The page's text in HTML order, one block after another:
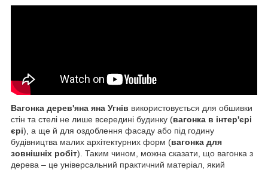
Вагонка дерев'яна яна Угнів використовується для обшивки
стін та стелі не лише всередині будинку (вагонка в інтер'єрі
єрі), а ще й для оздоблення фасаду або під годину
будівництва малих архітектурних форм (вагонка для
зовнішніх робіт). Таким чином, можна сказати, що вагонка з
дерева – це універсальний практичний матеріал, який